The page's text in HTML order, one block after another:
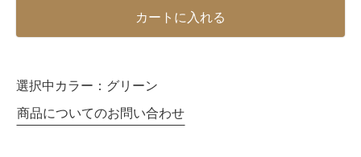
カートに入れる
選択中カラー： グリーン
商品についてのお問い合わせ